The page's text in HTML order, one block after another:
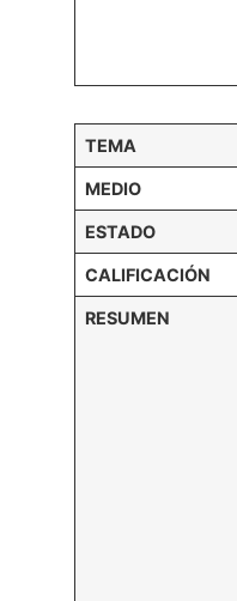
TEMA
MEDIO
ESTADO
CALIFICACIÓN
RESUMEN